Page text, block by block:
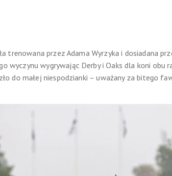
trenowana przez Adama Wyrzyka i dosiadana
wyczynu wygrywając Derby i Oaks dla koni obu
do małej niespodzianki – uważany za bitego